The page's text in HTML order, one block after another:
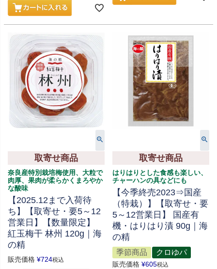
取寄せ商品
奈良産特別栽培梅使用、大粒で
肉厚、果肉が柔らかくまろやか
な酸味
【2025.12まで入荷待
ち】【取寄せ・要5～12
営業日】【数量限定】
紅玉梅干 林州 120g｜海
の精
販売価格 ¥724税込
取寄せ商品
はりはりとした食感も楽しい、
チャーハンの具などにも
【今季終売2023⇒国産
（特栽）】【取寄せ・要
5～12営業日】 国産有
機・はりはり漬 90g｜海
の精
季節商品 クロゆパ
販売価格 ¥605税込